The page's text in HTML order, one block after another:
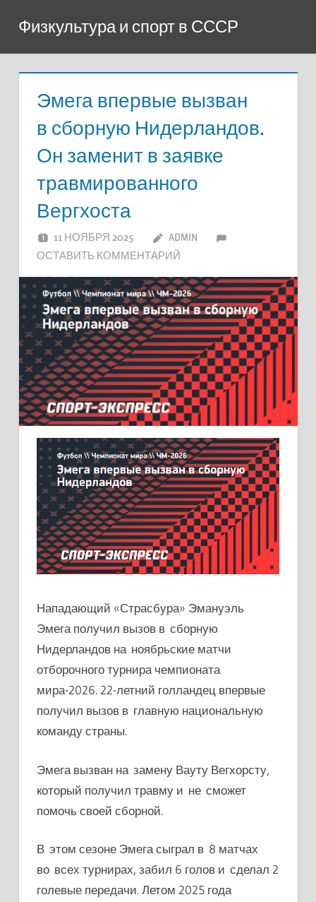
содержимому
Физкультура и спорт в СССР
Эмега впервые вызван
в сборную Нидерландов.
Он заменит в заявке
травмированного
Вергхоста
11 НОЯБРЯ 2025
ADMIN
ОСТАВИТЬ КОММЕНТАРИЙ
Нападающий «Страсбура» Эмануэль
Эмега получил вызов в сборную
Нидерландов на ноябрьские матчи
отборочного турнира чемпионата
мира-2026. 22-летний голландец впервые
получил вызов в главную национальную
команду страны.
Эмега вызван на замену Вауту Вегхорсту,
который получил травму и не сможет
помочь своей сборной.
В этом сезоне Эмега сыграл в 8 матчах
во всех турнирах, забил 6 голов и сделал 2
голевые передачи. Летом 2025 года